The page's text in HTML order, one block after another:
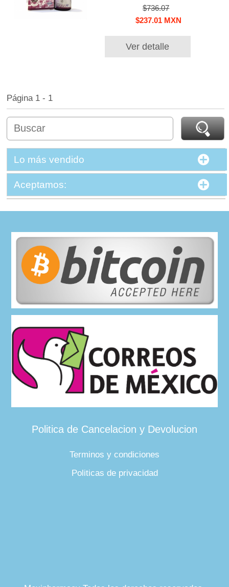
$736.07
$237.01 MXN
Ver detalle
Página 1 - 1
Lo más vendido
Aceptamos:
Politica de Cancelacion y Devolucion
Terminos y condiciones
Politicas de privacidad